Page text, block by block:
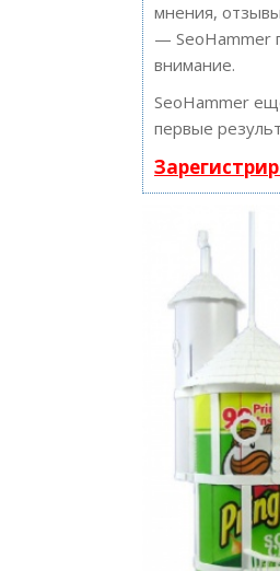
мнения,
— SeoHammer
внимание.
SeoHammer
первые